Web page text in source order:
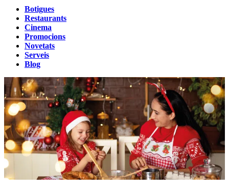
Botigues
Restaurants
Cinema
Promocions
Novetats
Serveis
Blog